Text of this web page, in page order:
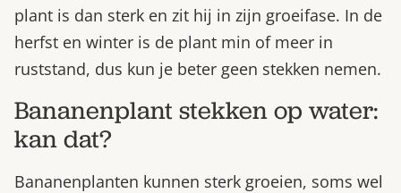
plant is dan sterk en zit hij in zijn groeifase. In de
herfst en winter is de plant min of meer in
ruststand, dus kun je beter geen stekken nemen.
Bananenplant stekken op water:
kan dat?
Bananenplanten kunnen sterk groeien, soms wel